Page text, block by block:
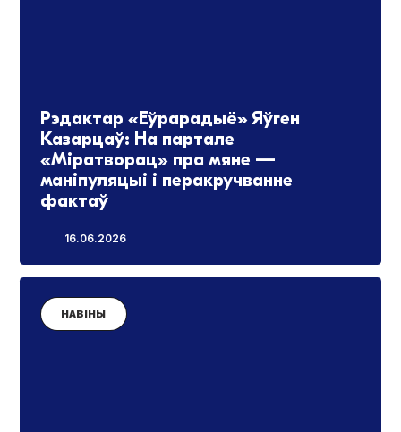
Рэдактар «Еўрарадыё» Яўген
Казарцаў: На партале
«Міратворац» пра мяне —
маніпуляцыі і перакручванне
фактаў
16.06.2026
НАВІНЫ